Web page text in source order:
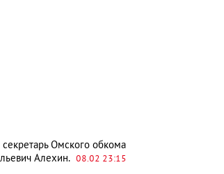
Омского обкома
Алехин. 08.02 23:15